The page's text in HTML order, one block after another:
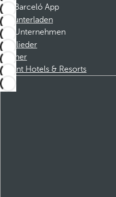
Barceló App
Herunterladen
Unternehmen
Mitglieder
Partner
Dorint Hotels & Resorts